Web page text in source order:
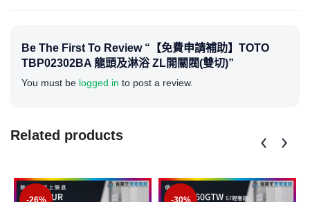
Be The First To Review “【免費申請補助】TOTO
TBP02302BA 龍頭及淋浴 ZL開關閥(雙切)”
You must be logged in to post a review.
Related products
-26% -30%